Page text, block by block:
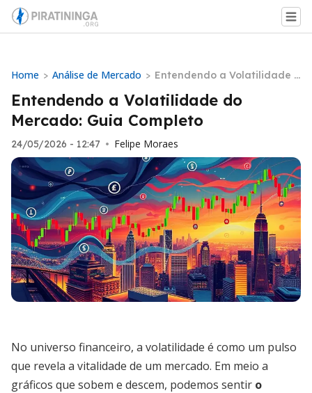
Home > Análise de Mercado > Entendendo a Volatilidade d
o Mercado: Guia Completo
Entendendo a Volatilidade do
Mercado: Guia Completo
24/05/2026 - 12:47 • Felipe Moraes
No universo financeiro, a volatilidade é como um pulso
que revela a vitalidade de um mercado. Em meio a
gráficos que sobem e descem, podemos sentir o